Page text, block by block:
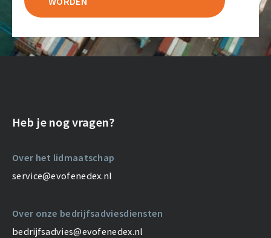
Heb je nog vragen?
Over het lidmaatschap
service@evofenedex.nl
Over onze bedrijfsadviesdiensten
bedrijfsadvies@evofenedex.nl